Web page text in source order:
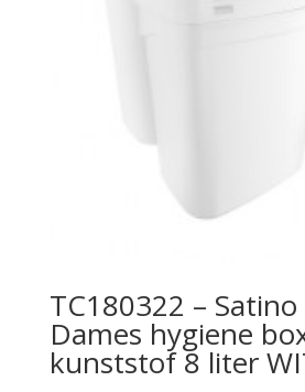
TC180322 –
Dames hygiene
kunststof 8 liter